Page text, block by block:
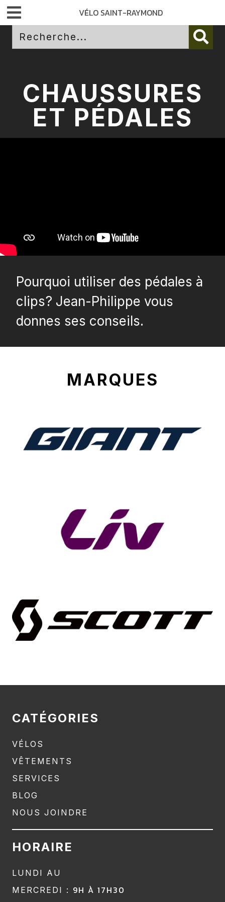
VÉLO SAINT-RAYMOND
CHAUSSURES
ET PÉDALES
Pourquoi utiliser des pédales à
clips? Jean-Philippe vous
donnes ses conseils.
MARQUES
CATÉGORIES
VÉLOS
VÊTEMENTS
SERVICES
BLOG
NOUS JOINDRE
HORAIRE
LUNDI AU
MERCREDI : 9H À 17H30